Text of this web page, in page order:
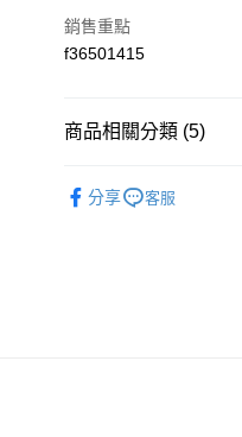
Apple Pay
銷售重點
f36501415
商品相關分類 (5)
Wellness
分享 客服